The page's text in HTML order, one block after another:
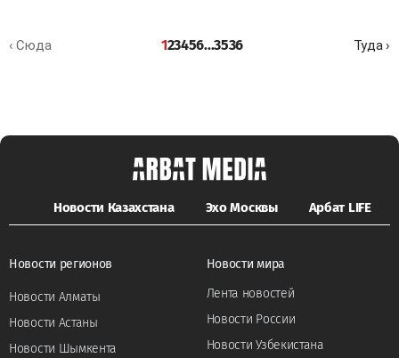
‹ Сюда 123456...3536 Туда ›
Новости Казахстана Эхо Москвы Арбат LIFE
Новости регионов
Новости Алматы
Новости Астаны
Новости Шымкента
Новости мира
Лента новостей
Новости России
Новости Узбекистана